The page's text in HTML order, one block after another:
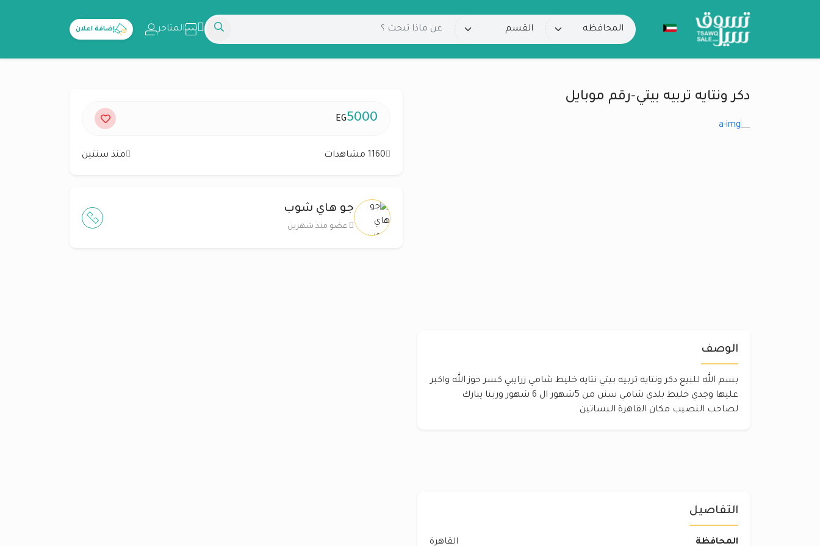
المتاجر إضافة اعلان
دكر ونتايه تربيه بيتي-رقم موبايل
الوصف
بسم الله للبيع دكر ونتايه تربيه بيتي نتايه خليط شامي زرايبي كسر حوز الله واكبر
عليها وجدي خليط بلدي شامي سنن من 5شهور ال 6 شهور وربنا يبارك
لصاحب النصيب مكان القاهرة البساتين
5000
EG
1160 مشاهدات منذ سنتين
جو هاي شوب
عضو منذ شهرين
التفاصيل
المحافظة القاهرة